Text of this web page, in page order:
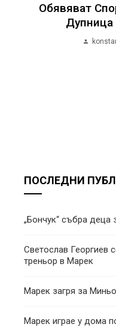
Обявяват
Дупница
ПОСЛЕДНИ
„Бончук“ събра деца
Светослав Георгиев
треньор в Марек
Марек загря за
Марек играе у дома